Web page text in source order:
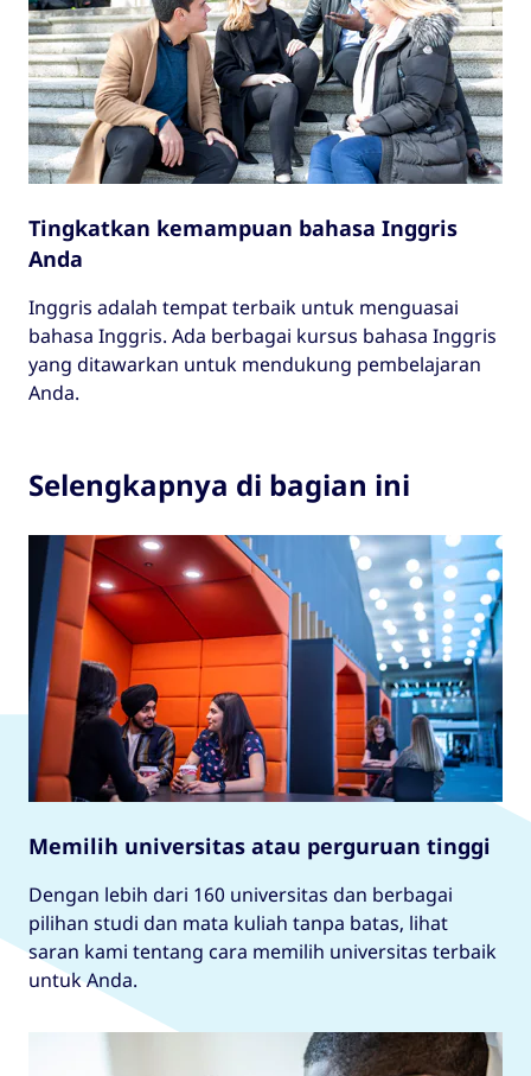
Tingkatkan kemampuan bahasa Inggris
Anda
Inggris adalah tempat terbaik untuk menguasai
bahasa Inggris. Ada berbagai kursus bahasa Inggris
yang ditawarkan untuk mendukung pembelajaran
Anda.
Selengkapnya di bagian ini
Memilih universitas atau perguruan tinggi
Dengan lebih dari 160 universitas dan berbagai
pilihan studi dan mata kuliah tanpa batas, lihat
saran kami tentang cara memilih universitas terbaik
untuk Anda.